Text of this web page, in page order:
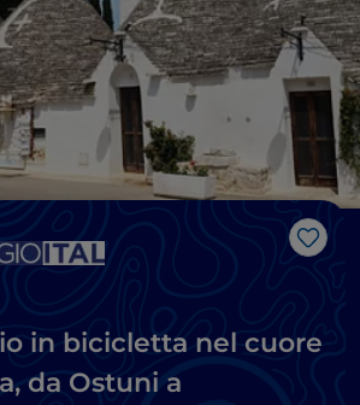
Like
in bicicletta nel cuore
da Ostuni a